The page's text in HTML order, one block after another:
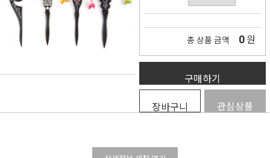
총 상품 금액 0 원
구매하기
장바구니 관심상품